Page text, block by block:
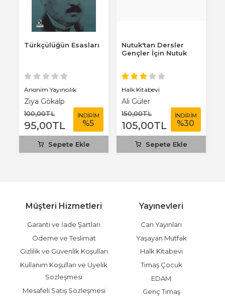
Türkçülüğün Esasları
Anonim Yayıncılık
Ziya Gökalp
100,00TL
95,00TL
İNDİRİM
%5
Sepete Ekle
Nutuk'tan Dersler
Gençler İçin Nutuk
Halk Kitabevi
Ali Güler
150,00TL
105,00TL
İNDİRİM
%30
Sepete Ekle
Müşteri Hizmetleri
Garanti ve İade Şartları
Ödeme ve Teslimat
Gizlilik ve Güvenlik Koşulları
Kullanım Koşulları ve Üyelik
Sözleşmesi
Mesafeli Satış Sözleşmesi
Yayınevleri
Can Yayınları
Yaşayan Mutfak
Halk Kitabevi
Timaş Çocuk
EDAM
Genç Timaş